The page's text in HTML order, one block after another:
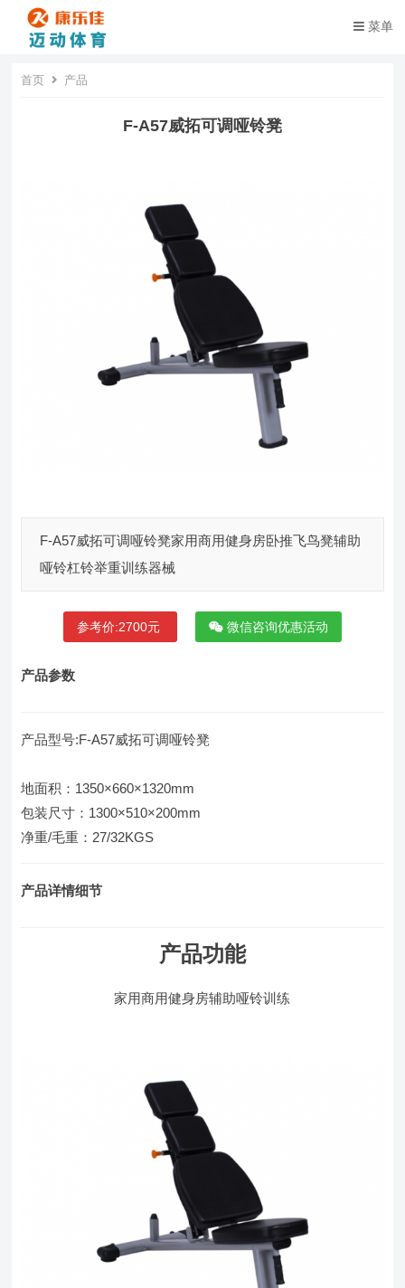
菜单
首页 产品
F-A57威拓可调哑铃凳
F-A57威拓可调哑铃凳家用商用健身房卧推飞鸟凳辅助
哑铃杠铃举重训练器械
参考价:2700元 微信咨询优惠活动
产品参数
产品型号:F-A57威拓可调哑铃凳
地面积：1350×660×1320mm
包装尺寸：1300×510×200mm
净重/毛重：27/32KGS
产品详情细节
产品功能
家用商用健身房辅助哑铃训练